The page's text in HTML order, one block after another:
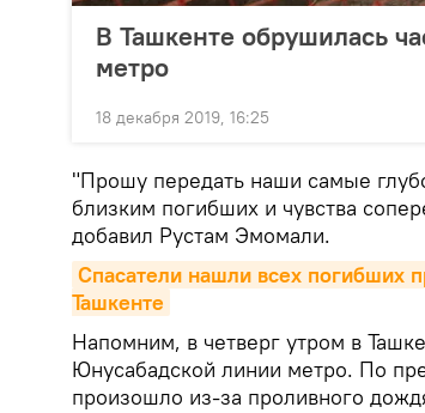
В Ташкенте обрушилась
метро
18 декабря 2019, 16:25
"Прошу передать наши самые
близким погибших и чувства
добавил Рустам Эмомали.
Спасатели нашли всех погибших
Ташкенте
Напомним, в четверг утром в
Юнусабадской линии метро. По
произошло из-за проливного